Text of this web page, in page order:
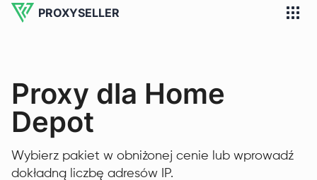
PROXYSELLER
Proxy dla Home
Depot
Wybierz pakiet w obniżonej cenie lub wprowadź
dokładną liczbę adresów IP.